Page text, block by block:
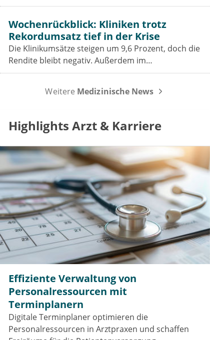
GKV-Spargesetz für Praxen, Pharmaindustrie und
Prävention bedeutet.
Wochenrückblick: Kliniken trotz
Rekordumsatz tief in der Krise
Die Klinikumsätze steigen um 9,6 Prozent, doch die
Rendite bleibt negativ. Außerdem im
Wochenrückblick: das Spargesetz im
und die GOÄ-Reform.
Weitere Medizinische News
Highlights Arzt & Karriere
Effiziente Verwaltung von
Personalressourcen mit
Terminplanern
Digitale Terminplaner optimieren die
Personalressourcen in Arztpraxen und schaffen